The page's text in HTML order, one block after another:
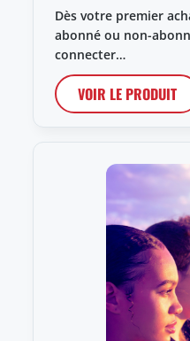
Dès votre premier
abonné ou non-
connecter…
VOIR LE PRODUIT